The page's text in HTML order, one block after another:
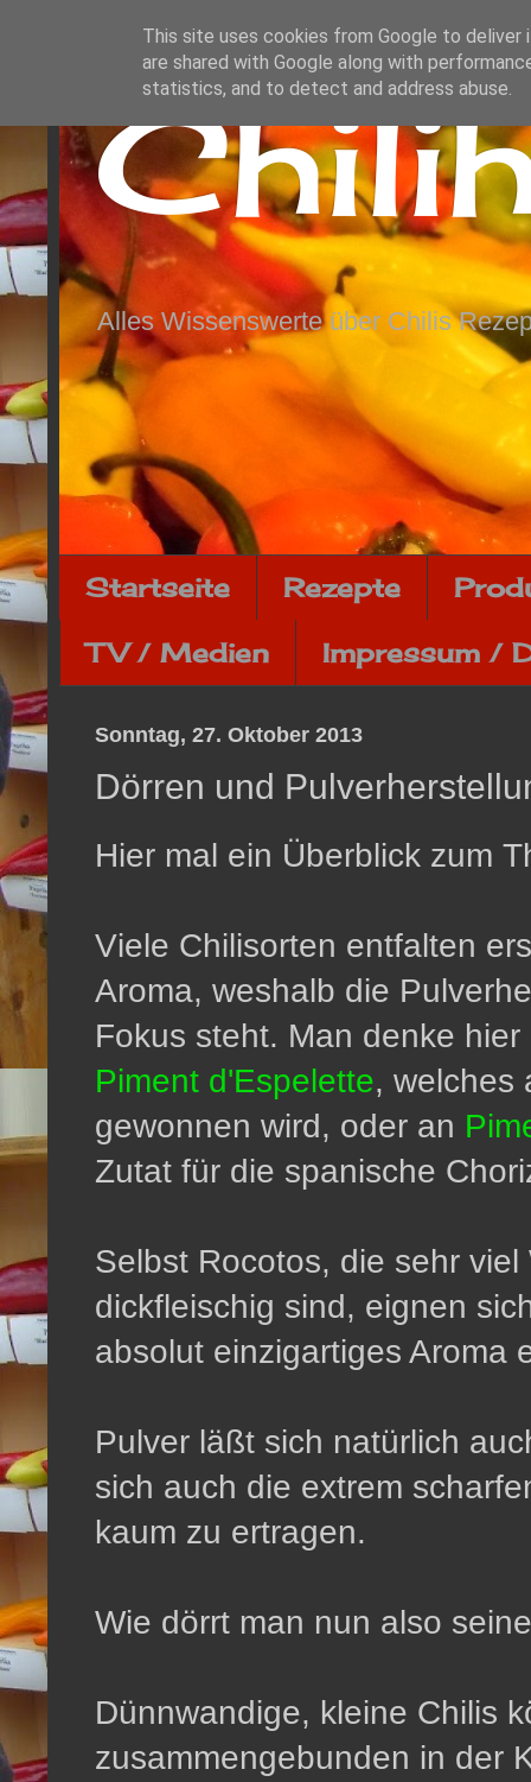
Alles Wissenswerte über Chilis
Startseite Rezepte
TV / Medien Impressum /
Sonntag, 27. Oktober 2013
Dörren und
Hier mal ein Überblick zum
Viele Chilisorten entfalten
Aroma, weshalb die
Fokus steht. Man denke
Piment d'Espelette, welches
gewonnen wird, oder an
Zutat für die spanische
Selbst Rocotos, die sehr
dickfleischig sind, eignen
absolut einzigartiges Aroma
Pulver läßt sich natürlich
sich auch die extrem
kaum zu ertragen.
Wie dörrt man nun also
Dünnwandige, kleine Chilis
zusammengebunden in der
This site uses cookies from Google to deliver
are shared with Google along with
statistics, and to detect and address abuse.